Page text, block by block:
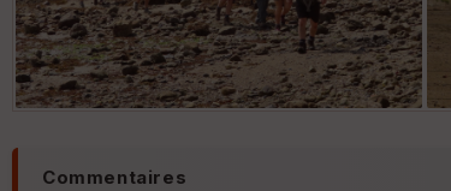
Commentaires